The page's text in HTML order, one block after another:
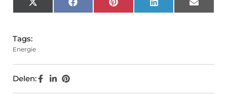
X
(Twitter)
FacebookPinterest LinkedIn Email
Tags:
Energie
Delen: